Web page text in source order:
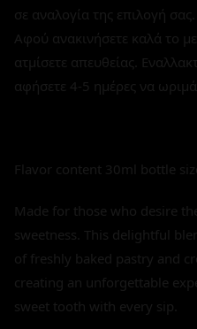
σε αναλογία της επιλογή σας.
Αφού ανακινήσετε καλά το
ατμίσετε απευθείας.
αφήσετε 4-5 ημέρες να
Flavor content 30ml bottle
Made for those who desire
sweetness. This delightful
of freshly baked pastry and
creating an unforgettable
sweet tooth with every sip.